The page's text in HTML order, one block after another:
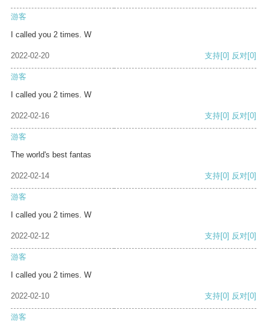
游客
I called you 2 times. W
2022-02-20 支持[0] 反对[0]
游客
I called you 2 times. W
2022-02-16 支持[0] 反对[0]
游客
The world's best fantas
2022-02-14 支持[0] 反对[0]
游客
I called you 2 times. W
2022-02-12 支持[0] 反对[0]
游客
I called you 2 times. W
2022-02-10 支持[0] 反对[0]
游客